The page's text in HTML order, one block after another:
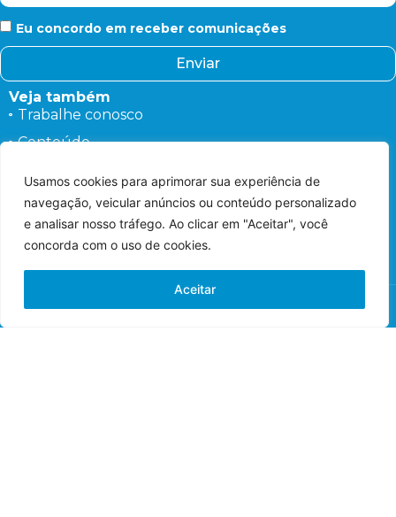
Usamos cookies para aprimorar sua experiência de
navegação, veicular anúncios ou conteúdo personalizado
e analisar nosso tráfego. Ao clicar em "Aceitar", você
concorda com o uso de cookies.
Aceitar
Eu concordo em receber comunicações
Enviar
Veja também
Trabalhe conosco
Conteúdo
Fale conosco
Orientações ao Paciente